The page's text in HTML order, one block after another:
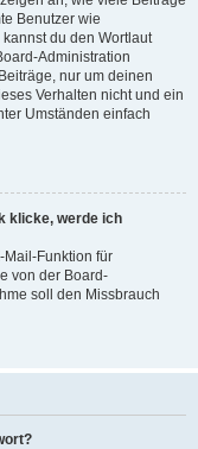
Benutzer wie
du den Wortlaut
Administration
nur um deinen
Verhalten nicht und ein
Umständen einfach
klicke, werde ich
Mail-Funktion für
von der Board-
soll den Missbrauch